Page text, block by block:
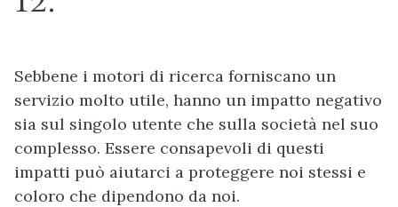
Sebbene i motori di ricerca forniscano un
servizio molto utile, hanno un impatto negativo
sia sul singolo utente che sulla società nel suo
complesso. Essere consapevoli di questi
impatti può aiutarci a proteggere noi stessi e
coloro che dipendono da noi.